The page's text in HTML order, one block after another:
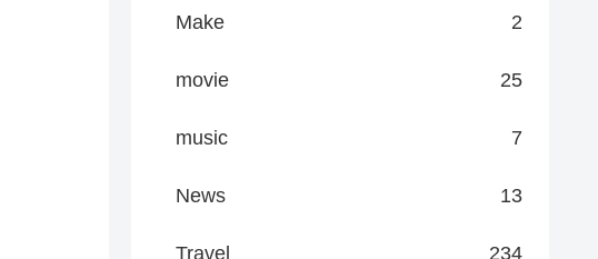
Make 2
movie 25
music 7
News 13
Travel 234